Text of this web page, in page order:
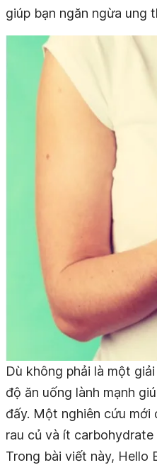
giúp bạn ngăn ngừa ung
Dù không phải là một
độ ăn uống lành mạnh
đấy. Một nghiên cứu mới
rau củ và ít
Trong bài viết này, Hello